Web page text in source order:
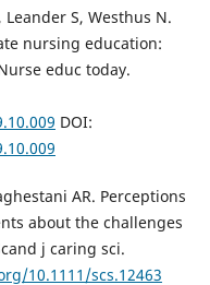
Leander S, Westhus N.
nursing education:
educ today.
DOI:
AR. Perceptions
about the challenges
j caring sci.
10.1111/scs.12463